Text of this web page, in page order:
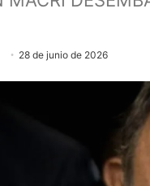
28 de junio de 2026